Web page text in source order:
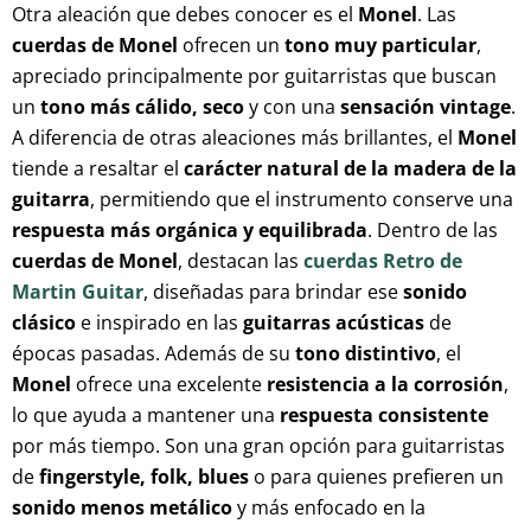
Otra aleación que debes conocer es el Monel. Las
cuerdas de Monel ofrecen un tono muy particular,
apreciado principalmente por guitarristas que buscan
un tono más cálido, secoy con una sensación vintage.
A diferencia de otras aleaciones más brillantes, el Monel
tiende a resaltar el carácter natural de la madera de la
guitarra, permitiendo que el instrumento conserve una
respuesta más orgánica y equilibrada. Dentro de las
cuerdas de Monel, destacan las cuerdas Retro de
Martin Guitar, diseñadas para brindar esesonido
clásico e inspirado en las guitarras acústicasde
épocas pasadas. Además de su tono distintivo, el
Monel ofrece una excelente resistencia a la corrosión,
lo que ayuda a mantener una respuesta consistente
por más tiempo. Son una gran opción para guitarristas
defingerstyle, folk, blues o para quienes prefieren un
sonido menos metálicoy más enfocado en la